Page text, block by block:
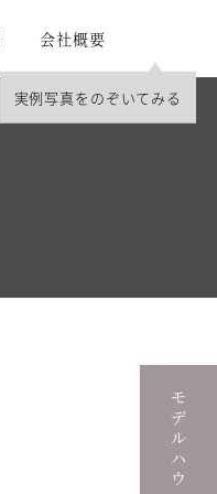
会社概要
モデルハウス